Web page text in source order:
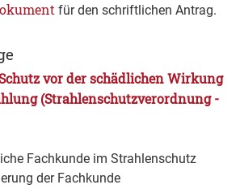
für den schriftlichen Antrag.
vor der schädlichen Wirkung
(Strahlenschutzverordnung -
Fachkunde im Strahlenschutz
der Fachkunde